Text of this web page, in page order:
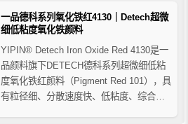
域。
一品德科系列氧化铁红4130｜Detech超微
细低粘度氧化铁颜料
YIPIN® Detech Iron Oxide Red 4130是一
品颜料旗下DETECH德科系列超微细低粘
度氧化铁红颜料（Pigment Red 101），具
有粒径细、分散速度快、低粘度、综合色